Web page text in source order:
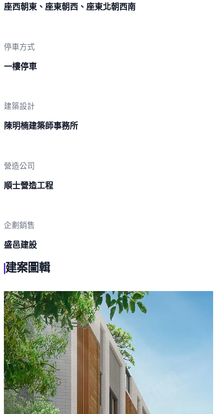
座西朝東、座東朝西、座東北朝西南
停車方式
一樓停車
建築設計
陳明楠建築師事務所
營造公司
順士營造工程
企劃銷售
盛邑建設
建案圖輯